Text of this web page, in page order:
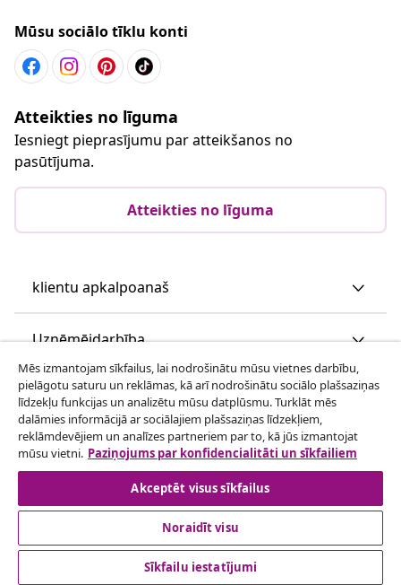
Mūsu sociālo tīklu konti
Atteikties no līguma
Iesniegt pieprasījumu par atteikšanos no
pasūtījuma.
Atteikties no līguma
klientu apkalpoanaš
Uzņēmējdarbība
vidaXL
Apskatiet vairāk
Mēs izmantojam sīkfailus, lai nodrošinātu mūsu vietnes darbību,
pielāgotu saturu un reklāmas, kā arī nodrošinātu sociālo plašsaziņas
līdzekļu funkcijas un analizētu mūsu datplūsmu. Turklāt mēs
dalāmies informācijā ar sociālajiem plašsaziņas līdzekļiem,
reklāmdevējiem un analīzes partneriem par to, kā jūs izmantojat
mūsu vietni. Paziņojums par konfidencialitāti un sīkfailiem
Akceptēt visus sīkfailus
Noraidīt visu
Sīkfailu iestatījumi